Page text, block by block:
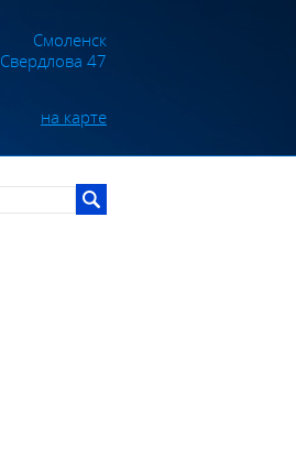
Смоленск
Свердлова 47
на карте